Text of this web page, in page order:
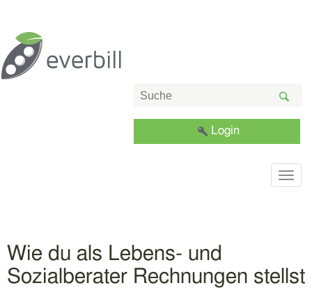
Login
Wie du als Lebens- und
Sozialberater Rechnungen stellst